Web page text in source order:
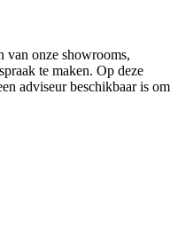
van onze showrooms,
te maken. Op deze
adviseur beschikbaar is om